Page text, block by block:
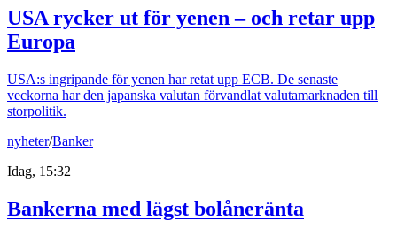
USA rycker ut för yenen – och retar upp
Europa
USA:s ingripande för yenen har retat upp ECB. De senaste
veckorna har den japanska valutan förvandlat valutamarknaden till
storpolitik.
nyheter/Banker
Idag, 15:32
Bankerna med lägst bolåneränta